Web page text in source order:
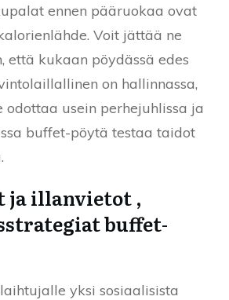
ennen pääruokaa ovat
Voit jättää ne
että kukaan pöydässä edes
on hallinnassa,
odottaa usein perhejuhlissa ja
buffet-pöytä testaa taidot
ja illanvietot ,
buffet-
yksi sosiaalisista